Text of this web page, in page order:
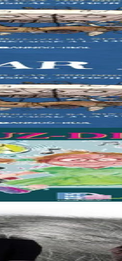
à la découverte du monde. Une
à la découverte du monde. Une